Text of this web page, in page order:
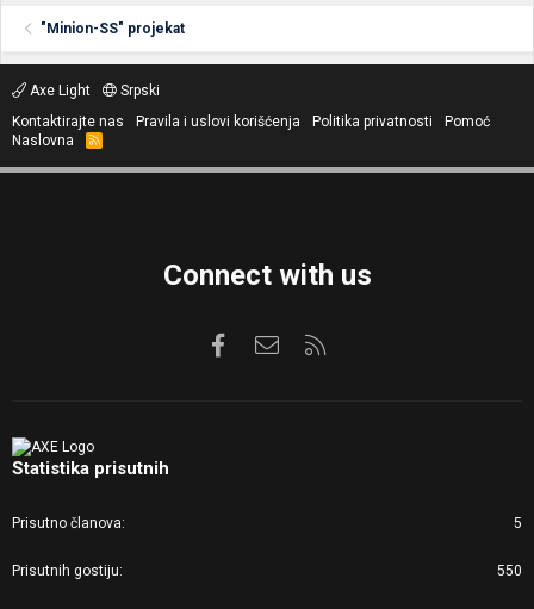
"Minion-SS" projekat
Axe Light
Srpski
Kontaktirajte nas
Pravila i uslovi korišćenja Politika privatnosti
Pomoć
Naslovna
R
S
Connect with us
FacebookKontaktirajte nas
Statistika prisutnih
Prisutno članova 5
Prisutnih gostiju 550